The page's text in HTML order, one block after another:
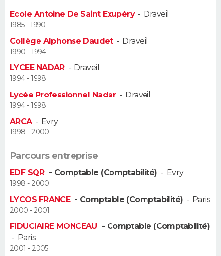
Alimentation
Guide de la santé
Maladies
Médicaments
Sommeil
VOYAGE
Destinations
City break
Voyage nature
Voyage de noces
Forum
Climat
+
PHOTO
GUIDES D'ACHAT
BONS PLANS
Carte de Noël
Carte Bonne année
Carte Saint-Valentin
Carte Pâques
Carte d'anniversaire
Dictionnaire
Biographies
Citations
Expressions
Proverbes
PROGRAMME TV
COPAINS D'AVANT
S'inscrire
Se connecter
Lycées
Collèges
Primaires
Universités
Entreprises
Service militaire
Avis de recherche
AVIS DE DÉCÈS
FORUM
Bricolage
Lifestyle
Culture
Sport
Auto
Television
Voyage
Cinema
Ecole Antoine De Saint Exupéry- Draveil
1985 - 1990
Collège Alphonse Daudet- Draveil
1990 - 1994
LYCEE NADAR- Draveil
1994 - 1998
Lycée Professionnel Nadar- Draveil
1994 - 1998
ARCA- Evry
1998 - 2000
Parcours entreprise
EDF SQR - Comptable (Comptabilité) - Evry
1998 - 2000
LYCOS FRANCE - Comptable (Comptabilité) - Paris
2000 - 2001
FIDUCIAIRE MONCEAU - Comptable (Comptabilité)
- Paris
2001 - 2005